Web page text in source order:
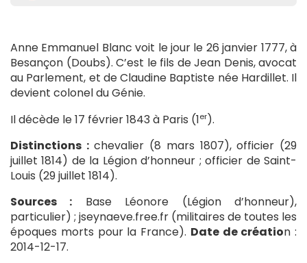
Anne Emmanuel Blanc voit le jour le 26 janvier 1777, à
Besançon (Doubs). C’est le fils de Jean Denis, avocat
au Parlement, et de Claudine Baptiste née Hardillet. Il
devient colonel du Génie.
Il décède le 17 février 1843 à Paris (1er).
Distinctions :chevalier (8 mars 1807), officier (29
juillet 1814) de la Légion d’honneur ; officier de Saint-
Louis (29 juillet 1814).
Sources : Base Léonore (Légion d’honneur),
particulier) ; jseynaeve.free.fr (militaires de toutes les
époques morts pour la France). Date de création :
2014-12-17.